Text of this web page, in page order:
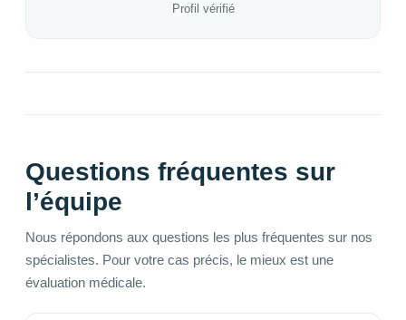
Profil vérifié
Questions fréquentes sur
l’équipe
Nous répondons aux questions les plus fréquentes sur nos
spécialistes. Pour votre cas précis, le mieux est une
évaluation médicale.